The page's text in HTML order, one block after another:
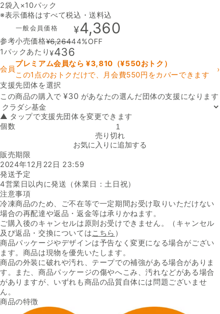
2袋入×10パック
※表示価格はすべて税込・送料込
一般会員価格 ¥4,360
参考小売価格¥6,26444%OFF
1パックあたり¥436
会員
プレミアム会員なら ¥3,810 （¥550おトク）
この1点のおトクだけで、月会費550円をカバーできます
›
支援先団体を選択
この商品の購入で¥30 があなたの選んだ団体の支援になります
支援先団体
▲ タップで支援先団体を変更できます
個数「赤魚とごぼうの煮付け」の数量を減らす
売り切れ
お気に入りに追加する
販売期限
2024年12月22日 23:59
発送予定
4営業日以内に発送（休業日：土日祝）
注意事項
冷凍商品のため、ご不在等で一定期間お受け取りいただけない
場合の再配達や返品・返金等は承りかねます。
ご購入後のキャンセルは原則お受けできません。（キャンセル
及び返品・交換についてはこちら ）
商品パッケージやデザインは予告なく変更になる場合がござい
ます。商品は現物を優先いたします。
商品の外装に破れや汚れ、テープでの補強がある場合がありま
す。また、商品パッケージの傷やへこみ、汚れなどがある場合
がありますが、いずれも商品の品質自体には問題ございませ
ん。
商品の特徴